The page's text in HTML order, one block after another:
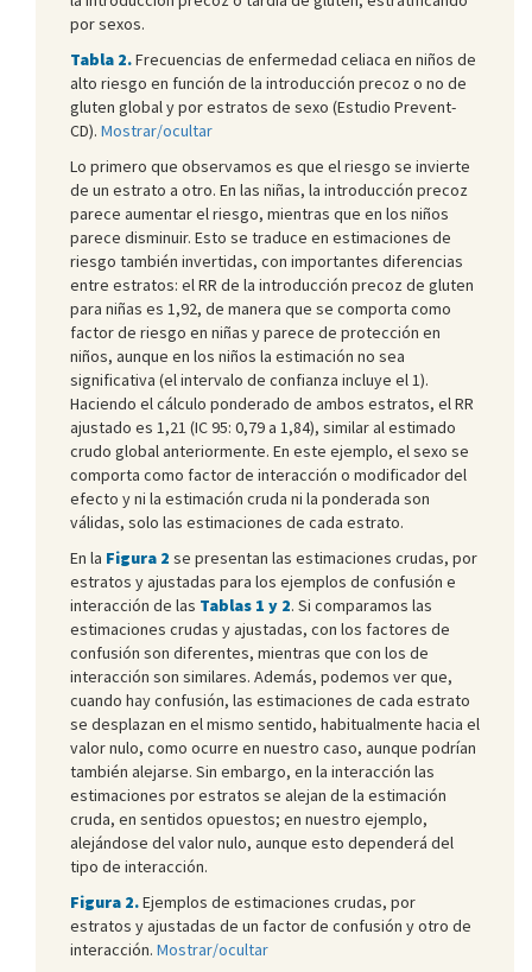
por sexos.
Tabla 2.Frecuencias de enfermedad celiaca en niños de
alto riesgo en función de la introducción precoz o no de
gluten global y por estratos de sexo (Estudio Prevent-
CD). Mostrar/ocultar
Lo primero que observamos es que el riesgo se invierte
de un estrato a otro. En las niñas, la introducción precoz
parece aumentar el riesgo, mientras que en los niños
parece disminuir. Esto se traduce en estimaciones de
riesgo también invertidas, con importantes diferencias
entre estratos: el RR de la introducción precoz de gluten
para niñas es 1,92, de manera que se comporta como
factor de riesgo en niñas y parece de protección en
niños, aunque en los niños la estimación no sea
significativa (el intervalo de confianza incluye el 1).
Haciendo el cálculo ponderado de ambos estratos, el RR
ajustado es 1,21 (IC 95: 0,79 a 1,84), similar al estimado
crudo global anteriormente. En este ejemplo, el sexo se
comporta como factor de interacción o modificador del
efecto y ni la estimación cruda ni la ponderada son
válidas, solo las estimaciones de cada estrato.
En la Figura 2 se presentan las estimaciones crudas, por
estratos y ajustadas para los ejemplos de confusión e
interacción de las Tablas 1 y 2. Si comparamos las
estimaciones crudas y ajustadas, con los factores de
confusión son diferentes, mientras que con los de
interacción son similares. Además, podemos ver que,
cuando hay confusión, las estimaciones de cada estrato
se desplazan en el mismo sentido, habitualmente hacia el
valor nulo, como ocurre en nuestro caso, aunque podrían
también alejarse. Sin embargo, en la interacción las
estimaciones por estratos se alejan de la estimación
cruda, en sentidos opuestos; en nuestro ejemplo,
alejándose del valor nulo, aunque esto dependerá del
tipo de interacción.
Figura 2.Ejemplos de estimaciones crudas, por
estratos y ajustadas de un factor de confusión y otro de
interacción. Mostrar/ocultar